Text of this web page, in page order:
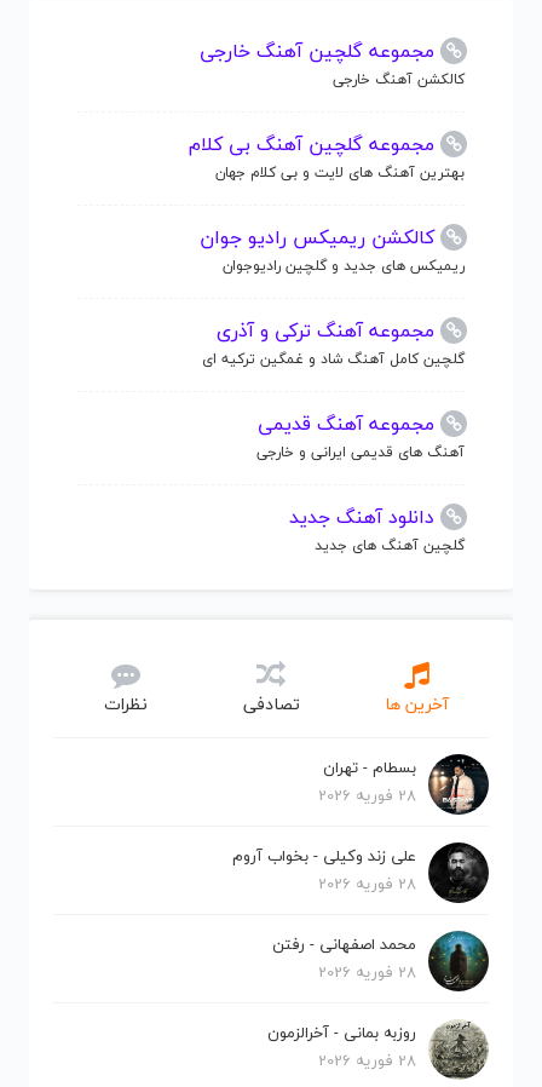
مجموعه گلچین آهنگ خارجی
کالکشن آهنگ خارجی
مجموعه گلچین آهنگ بی کلام
بهترین آهنگ های لایت و بی کلام جهان
کالکشن ریمیکس رادیو جوان
ریمیکس های جدید و گلچین رادیوجوان
مجموعه آهنگ ترکی و آذری
گلچین کامل آهنگ شاد و غمگین ترکیه ای
مجموعه آهنگ قدیمی
آهنگ های قدیمی ایرانی و خارجی
دانلود آهنگ جدید
گلچین آهنگ های جدید
آخرین ها تصادفی نظرات
بسطام - تهران
28 فوریه 2026
علی زند وکیلی - بخواب آروم
28 فوریه 2026
محمد اصفهانی - رفتن
28 فوریه 2026
روزبه بمانی - آخرالزمون
28 فوریه 2026